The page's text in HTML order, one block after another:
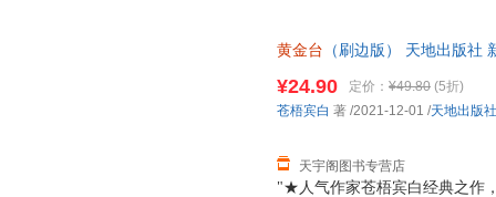
黄金台 （刷边版） 天地出版社
"★人气作家苍梧宾白经典之作
¥24.90 定价： ¥49.80 (5折)
天宇阁图书专营店
苍梧宾白 著 /2021-12-01 /天地出版社